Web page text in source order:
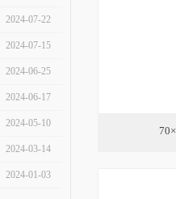
2024-07-22
2024-07-15
2024-06-25
2024-06-17
2024-05-10
2024-03-14
2024-01-03